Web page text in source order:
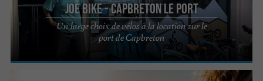
JOE BIKE - Capbreton le Port
Un large choix de vélos à la location sur le
port de Capbreton